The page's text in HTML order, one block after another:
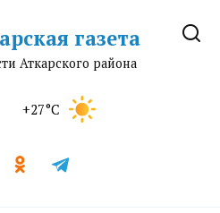
газета
Аткарского района
+27°C